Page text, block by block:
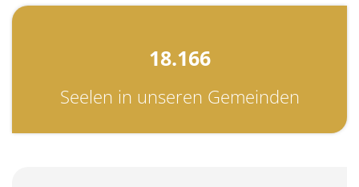
18.166
Seelen in unseren Gemeinden